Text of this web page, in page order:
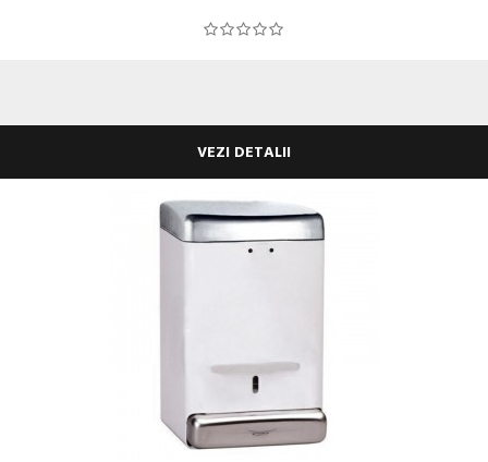
VEZI DETALII